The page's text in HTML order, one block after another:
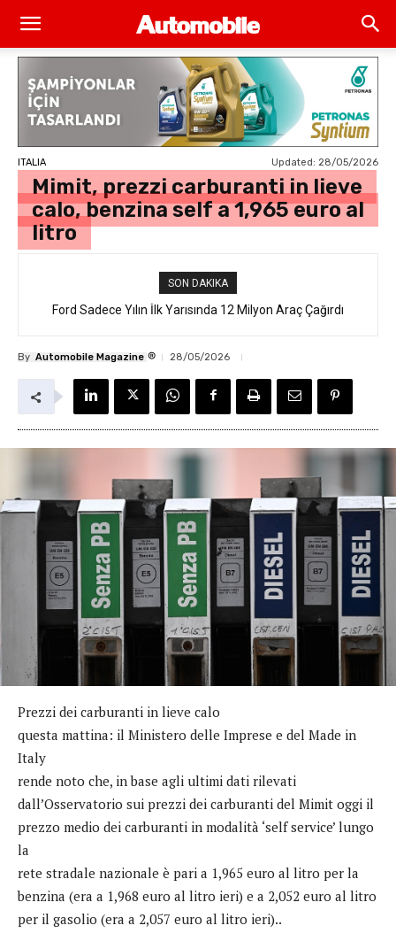
ITALIA Updated: 28/05/2026
Mimit, prezzi carburanti in lieve
calo, benzina self a 1,965 euro al
litro
SON DAKIKA
Ford Sadece Yılın İlk Yarısında 12 Milyon Araç Çağırdı
By Automobile Magazine ® 28/05/2026
Prezzi dei carburanti in lieve calo
questa mattina: il Ministero delle Imprese e del Made in
Italy
rende noto che, in base agli ultimi dati rilevati
dall’Osservatorio sui prezzi dei carburanti del Mimit oggi il
prezzo medio dei carburanti in modalità ‘self service’ lungo
la
rete stradale nazionale è pari a 1,965 euro al litro per la
benzina (era a 1,968 euro al litro ieri) e a 2,052 euro al litro
per il gasolio (era a 2,057 euro al litro ieri)..